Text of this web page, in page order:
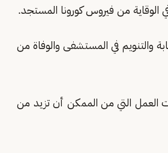
الوقاية من فيروس كورونا المستجد.
والتنويم في المستشفى والوفاة من
العمل التي من الممكن أن تزيد من